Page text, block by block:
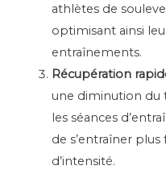
athlètes de
optimisant ainsi
entraînements.
Récupération
une diminution du
les séances
de s’entraîner
d’intensité.